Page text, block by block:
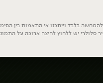
בלבד וייתכנו אי התאמות בין
סלולרי יש ללחוץ לחיצה ארוכה על
בסטה איטליה